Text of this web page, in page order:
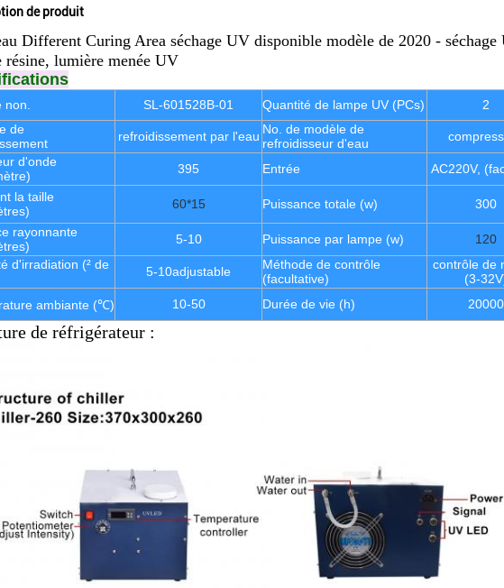
de produit
Different Curing Area séchage UV disponible modèle de 2020 - séchage
résine, lumière menée UV
SL-601528B-01 Quantité de lampe UV (PCs)
2
de
refroidissement par l'eau No. de modèle de
refroidisseur d'eau
d'onde
395 Entrée
AC220V,
la taille
60*15 Puissance totale (w)
300
rayonnante
5-10 Puissance par lampe (w)
120
d'irradiation (² de
5-10adjustable
Méthode de contrôle
(facultative)
contrôle de
(3-
ambiante (℃)
10-50 Durée de vie (h) 20000
de réfrigérateur :